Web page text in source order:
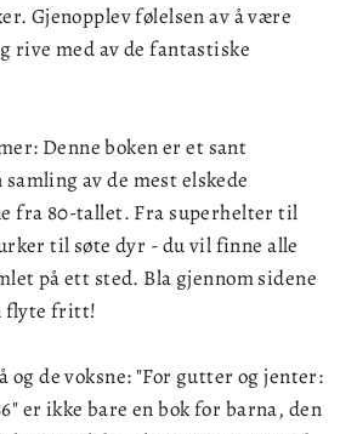
Gjenopplev følelsen av å være
rive med av de fantastiske
Denne boken er et sant
av de mest elskede
fra 80-tallet. Fra superhelter til
til søte dyr - du vil finne alle
på ett sted. Bla gjennom sidene
flyte fritt!
og de voksne: "For gutter og jenter:
er ikke bare en bok for barna, den